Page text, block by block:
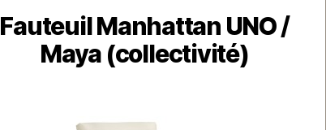
Fauteuil Manhattan UNO /
Maya (collectivité)